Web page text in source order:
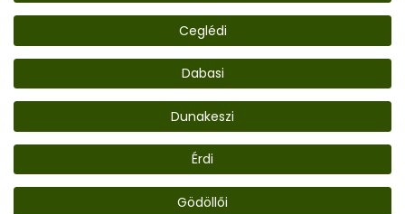
Ceglédi
Dabasi
Dunakeszi
Érdi
Gödöllői